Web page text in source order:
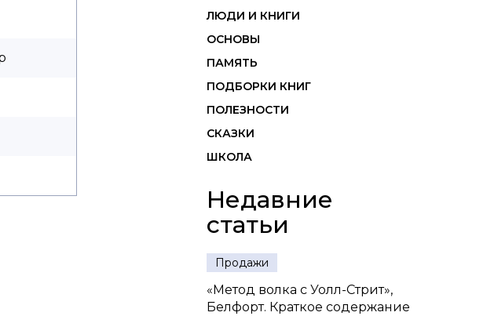
ЛЮДИ И КНИГИ
ОСНОВЫ
ПАМЯТЬ
ПОДБОРКИ КНИГ
ПОЛЕЗНОСТИ
СКАЗКИ
ШКОЛА
Недавние
статьи
Продажи
«Метод волка с Уолл-Стрит»,
Белфорт. Краткое содержание